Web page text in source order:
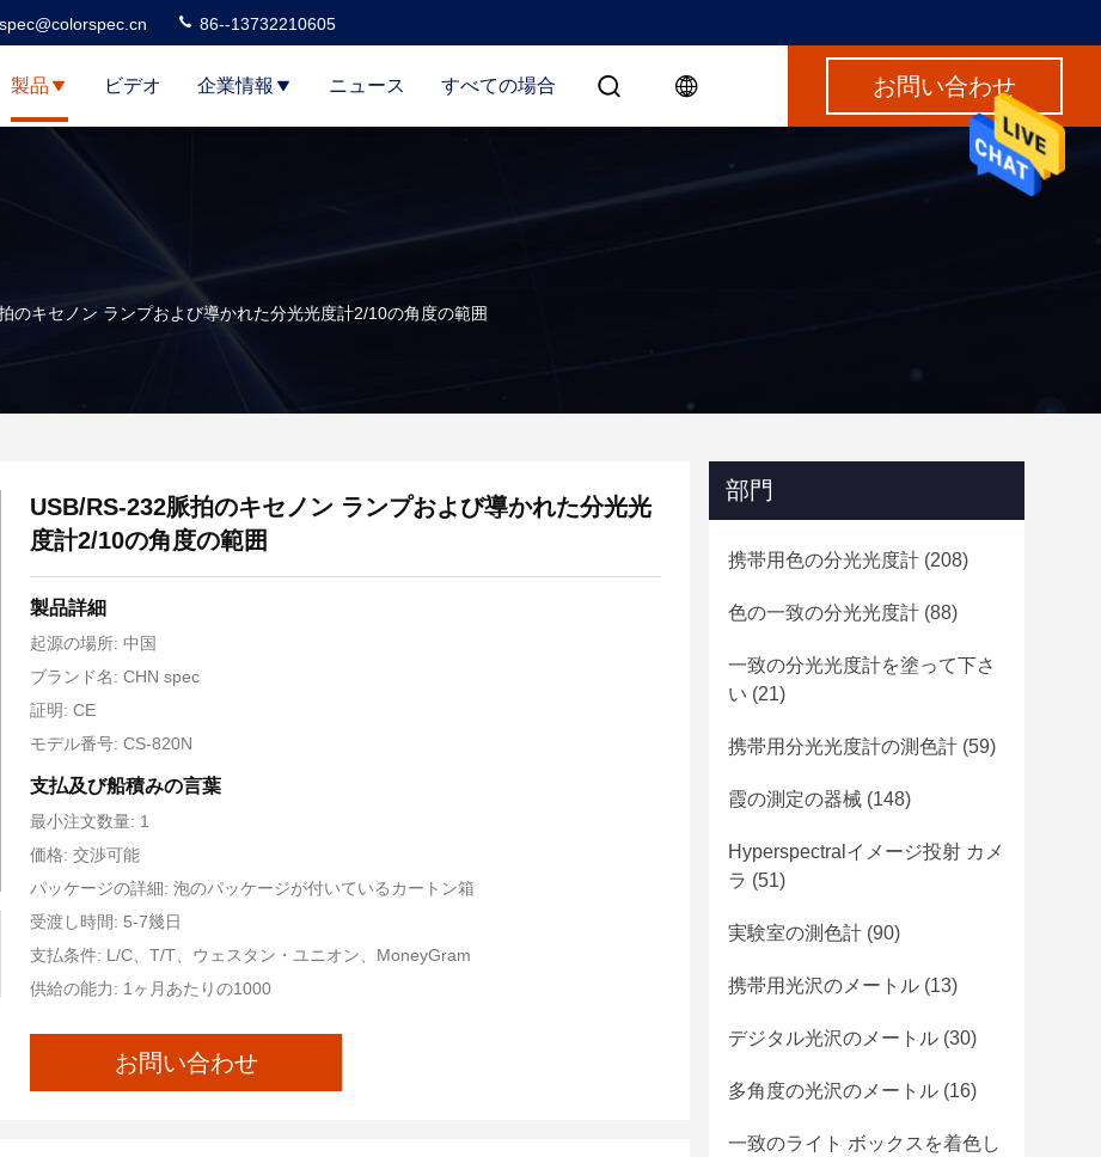
86--13732210605
製品 ビデオ 企業情報 ニュース すべての場合 お問い合わせ
のキセノン ランプおよび導かれた分光光度計2/10の角度の範囲
USB/RS-232脈拍のキセノン ランプおよび導かれた分光光
度計2/10の角度の範囲
製品詳細
起源の場所: 中国
ブランド名: CHN spec
証明: CE
モデル番号: CS-820N
支払及び船積みの言葉
最小注文数量: 1
価格: 交渉可能
パッケージの詳細: 泡のパッケージが付いているカートン箱
受渡し時間: 5-7幾日
支払条件: L/C、T/T、ウェスタン・ユニオン、MoneyGram
供給の能力: 1ヶ月あたりの1000
お問い合わせ
部門
携帯用色の分光光度計 (208)
色の一致の分光光度計 (88)
一致の分光光度計を塗って下さ
い (21)
携帯用分光光度計の測色計 (59)
霞の測定の器械 (148)
Hyperspectralイメージ投射 カメ
ラ (51)
実験室の測色計 (90)
携帯用光沢のメートル (13)
デジタル光沢のメートル (30)
多角度の光沢のメートル (16)
一致のライト ボックスを着色し